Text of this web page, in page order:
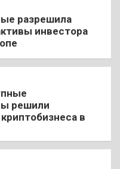
разрешила
инвестора
решили
в